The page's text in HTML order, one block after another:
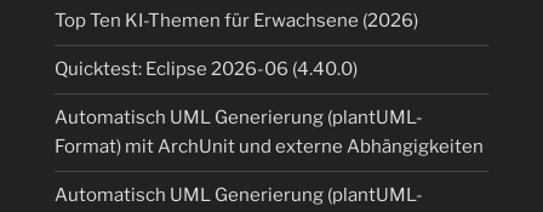
Top Ten KI-Themen für Erwachsene (2026)
Quicktest: Eclipse 2026-06 (4.40.0)
Automatisch UML Generierung (plantUML-
Format) mit ArchUnit und externe Abhängigkeiten
Automatisch UML Generierung (plantUML-